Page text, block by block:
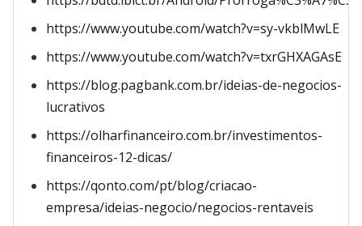
https://www.youtube.com/watch?v=sy-vkblMwLE
https://www.youtube.com/watch?v=txrGHXAGAsE
https://blog.pagbank.com.br/ideias-de-negocios-
lucrativos
https://olharfinanceiro.com.br/investimentos-
financeiros-12-dicas/
https://qonto.com/pt/blog/criacao-
empresa/ideias-negocio/negocios-rentaveis